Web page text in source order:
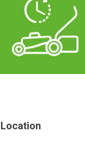
Location